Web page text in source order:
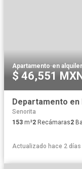
Apartamento·en alquiler
$ 46,551 MXN
Departamento en
Senorita
153 m²2 Recámaras2
Actualizado hace 2 días